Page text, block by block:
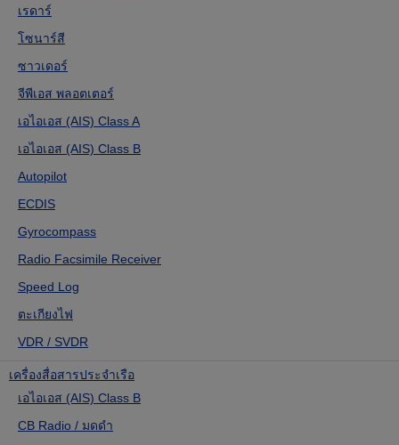
เรดาร์
โซนาร์สี
ซาวเดอร์
จีพีเอส พลอตเตอร์
เอไอเอส (AIS) Class A
เอไอเอส (AIS) Class B
Autopilot
ECDIS
Gyrocompass
Radio Facsimile Receiver
Speed Log
ตะเกียงไฟ
VDR / SVDR
เครื่องสื่อสารประจำเรือ
เอไอเอส (AIS) Class B
CB Radio / มดดำ